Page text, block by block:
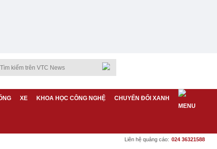
XE KHOA HỌC CÔNG NGHỆ CHUYỂN ĐỔI XANH
Liên hệ quảng cáo: 024 36321588